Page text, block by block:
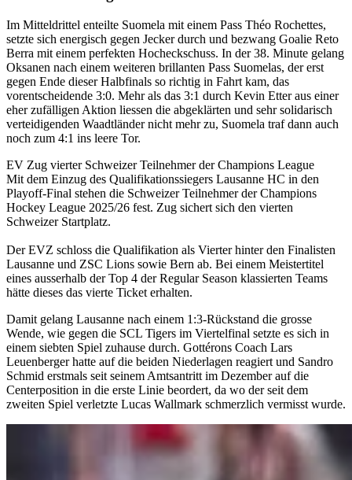
Im Mitteldrittel enteilte Suomela mit einem Pass Théo Rochettes,
setzte sich energisch gegen Jecker durch und bezwang Goalie Reto
Berra mit einem perfekten Hocheckschuss. In der 38. Minute gelang
Oksanen nach einem weiteren brillanten Pass Suomelas, der erst
gegen Ende dieser Halbfinals so richtig in Fahrt kam, das
vorentscheidende 3:0. Mehr als das 3:1 durch Kevin Etter aus einer
eher zufälligen Aktion liessen die abgeklärten und sehr solidarisch
verteidigenden Waadtländer nicht mehr zu, Suomela traf dann auch
noch zum 4:1 ins leere Tor.
EV Zug vierter Schweizer Teilnehmer der Champions League
Mit dem Einzug des Qualifikationssiegers Lausanne HC in den
Playoff-Final stehen die Schweizer Teilnehmer der Champions
Hockey League 2025/26 fest. Zug sichert sich den vierten
Schweizer Startplatz.
Der EVZ schloss die Qualifikation als Vierter hinter den Finalisten
Lausanne und ZSC Lions sowie Bern ab. Bei einem Meistertitel
eines ausserhalb der Top 4 der Regular Season klassierten Teams
hätte dieses das vierte Ticket erhalten.
Damit gelang Lausanne nach einem 1:3-Rückstand die grosse
Wende, wie gegen die SCL Tigers im Viertelfinal setzte es sich in
einem siebten Spiel zuhause durch. Gottérons Coach Lars
Leuenberger hatte auf die beiden Niederlagen reagiert und Sandro
Schmid erstmals seit seinem Amtsantritt im Dezember auf die
Centerposition in die erste Linie beordert, da wo der seit dem
zweiten Spiel verletzte Lucas Wallmark schmerzlich vermisst wurde.